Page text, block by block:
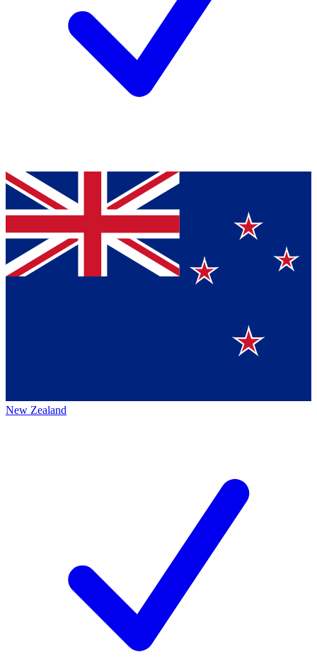
New Zealand